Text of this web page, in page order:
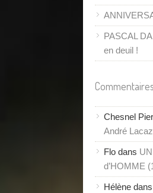
PASCAL
en deuil !
Chesnel
André
Flo dans
d’HOMME
Hélène